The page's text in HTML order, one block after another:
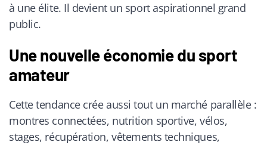
à une élite. Il devient un sport aspirationnel grand
public.
Une nouvelle économie du sport
amateur
Cette tendance crée aussi tout un marché parallèle :
montres connectées, nutrition sportive, vélos,
stages, récupération, vêtements techniques,